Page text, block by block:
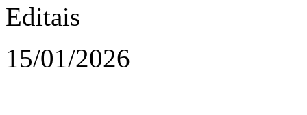
Editais
15/01/2026